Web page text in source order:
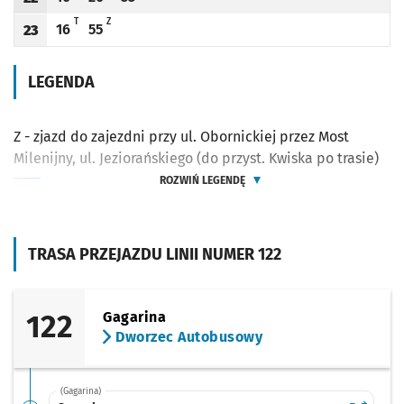
TRASA PRZEJAZDU LINII NUMER 122
122
Gagarina
Dworzec Autobusowy
(Gagarina)
Godzina odjazdu
Odjazd
minut po godzinie 22
Odjazd
minut po godzinie 22
Odjazd
minut po godzinie 22
Godzina odjazdu
23
Odjazd
16
minut po godzinie 23
TT - KURS DO PETRUSEWICZA (DO PRZYST. DWORZEC AUTOBUSOWY PO TRASIE)
Odjazd
55
minut po godzinie 23
ZZ - ZJAZD DO ZAJEZDNI PRZY UL. OBORNICKIEJ PRZEZ MOST MILENIJNY,
LEGENDA
Z - zjazd do zajezdni przy ul. Obornickiej przez Most
Milenijny, ul. Jeziorańskiego (do przyst. Kwiska po trasie)
ROZWIŃ LEGENDĘ